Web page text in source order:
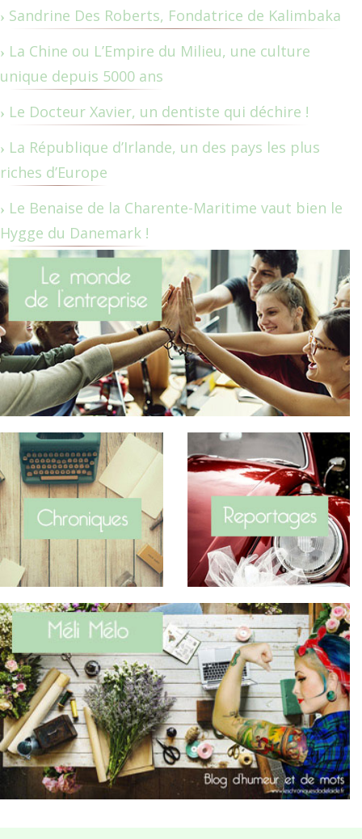
Sandrine Des Roberts, Fondatrice de Kalimbaka
La Chine ou L’Empire du Milieu, une culture
unique depuis 5000 ans
Le Docteur Xavier, un dentiste qui déchire !
La République d’Irlande, un des pays les plus
riches d’Europe
Le Benaise de la Charente-Maritime vaut bien le
Hygge du Danemark !